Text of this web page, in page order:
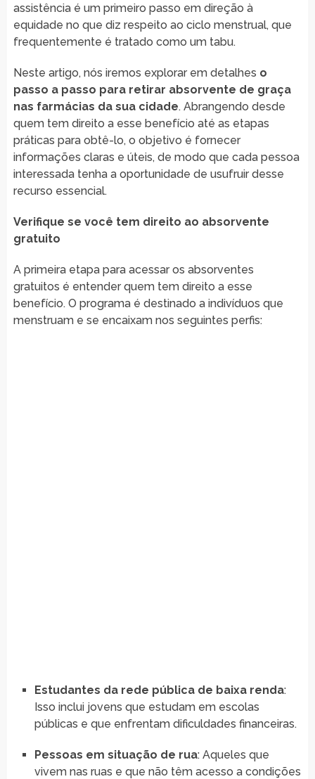
assistência é um primeiro passo em direção à
equidade no que diz respeito ao ciclo menstrual, que
frequentemente é tratado como um tabu.
Neste artigo, nós iremos explorar em detalhes o
passo a passo para retirar absorvente de graça
nas farmácias da sua cidade. Abrangendo desde
quem tem direito a esse benefício até as etapas
práticas para obtê-lo, o objetivo é fornecer
informações claras e úteis, de modo que cada pessoa
interessada tenha a oportunidade de usufruir desse
recurso essencial.
Verifique se você tem direito ao absorvente
gratuito
A primeira etapa para acessar os absorventes
gratuitos é entender quem tem direito a esse
benefício. O programa é destinado a indivíduos que
menstruam e se encaixam nos seguintes perfis:
Estudantes da rede pública de baixa renda:
Isso inclui jovens que estudam em escolas
públicas e que enfrentam dificuldades financeiras.
Pessoas em situação de rua: Aqueles que
vivem nas ruas e que não têm acesso a condições